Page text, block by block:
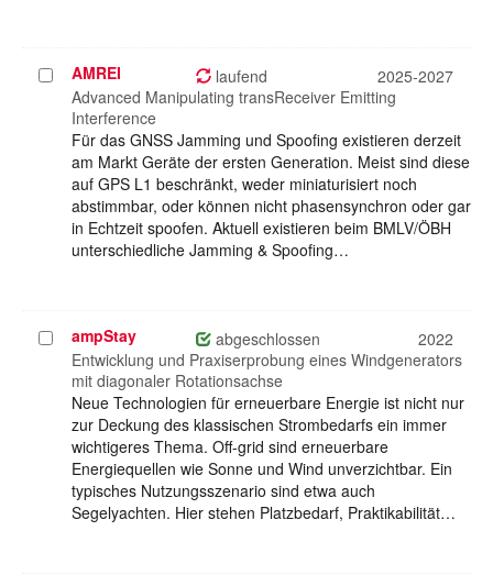
Projekt
auswählen
AMREI laufend
2025-2027
Advanced Manipulating transReceiver Emitting
Interference
Für das GNSS Jamming und Spoofing existieren derzeit
am Markt Geräte der ersten Generation. Meist sind diese
auf GPS L1 beschränkt, weder miniaturisiert noch
abstimmbar, oder können nicht phasensynchron oder gar
in Echtzeit spoofen. Aktuell existieren beim BMLV/ÖBH
unterschiedliche Jamming & Spoofing…
Projekt
auswählen
ampStay abgeschlossen
2022
Entwicklung und Praxiserprobung eines Windgenerators
mit diagonaler Rotationsachse
Neue Technologien für erneuerbare Energie ist nicht nur
zur Deckung des klassischen Strombedarfs ein immer
wichtigeres Thema. Off-grid sind erneuerbare
Energiequellen wie Sonne und Wind unverzichtbar. Ein
typisches Nutzungsszenario sind etwa auch
Segelyachten. Hier stehen Platzbedarf, Praktikabilität…